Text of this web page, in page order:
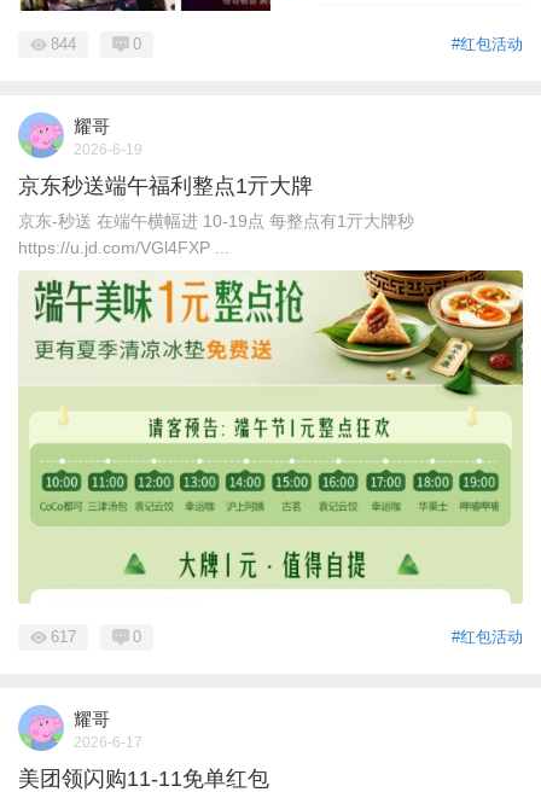
#红包活动
844 0
耀哥
2026-6-19
京东秒送端午福利整点1亓大牌
京东-秒送 在端午横幅进 10-19点 每整点有1亓大牌秒
https://u.jd.com/VGl4FXP ...
#红包活动
617 0
耀哥
2026-6-17
美团领闪购11-11免单红包